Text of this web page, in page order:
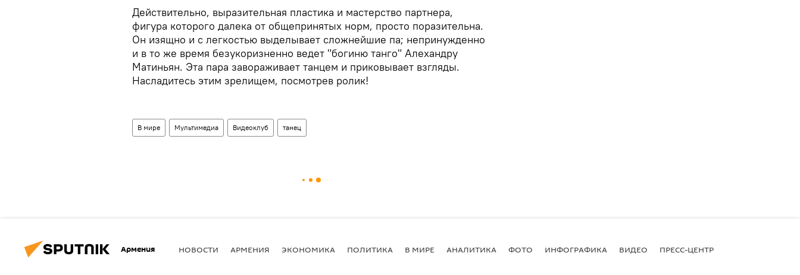
Действительно, выразительная пластика и мастерство партнера,
фигура которого далека от общепринятых норм, просто поразительна.
Он изящно и с легкостью выделывает сложнейшие па; непринужденно
и в то же время безукоризненно ведет "богиню танго" Алехандру
Матиньян. Эта пара завораживает танцем и приковывает взгляды.
Насладитесь этим зрелищем, посмотрев ролик!
В мире Мультимедиа Видеоклуб танец
Армения НОВОСТИ АРМЕНИЯ ЭКОНОМИКА ПОЛИТИКА В МИРЕ АНАЛИТИКА ФОТО ИНФОГРАФИКА ВИДЕО ПРЕСС-ЦЕНТР